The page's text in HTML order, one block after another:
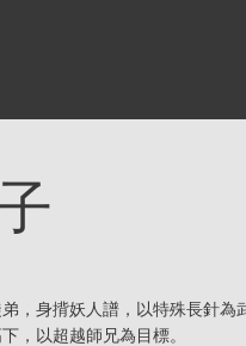
，身揹妖人譜，以特殊長針
，以超越師兄為目標。